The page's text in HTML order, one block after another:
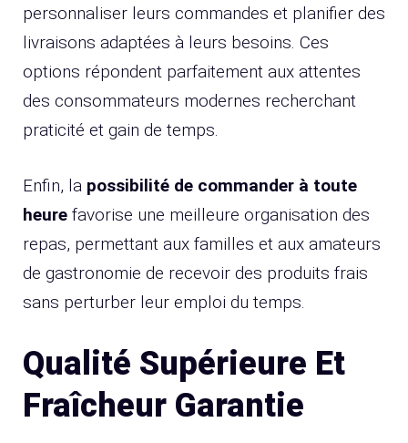
personnaliser leurs commandes et planifier des
livraisons adaptées à leurs besoins. Ces
options répondent parfaitement aux attentes
des consommateurs modernes recherchant
praticité et gain de temps.
Enfin, la possibilité de commander à toute
heure favorise une meilleure organisation des
repas, permettant aux familles et aux amateurs
de gastronomie de recevoir des produits frais
sans perturber leur emploi du temps.
Qualité Supérieure Et
Fraîcheur Garantie